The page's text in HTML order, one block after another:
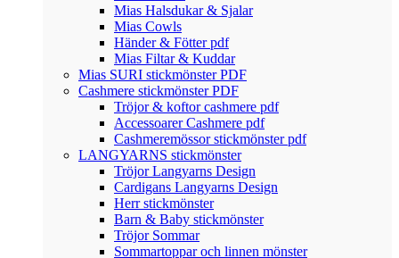
Mias Halsdukar & Sjalar
Mias Cowls
Händer & Fötter pdf
Mias Filtar & Kuddar
Mias SURI stickmönster PDF
Cashmere stickmönster PDF
Tröjor & koftor cashmere pdf
Accessoarer Cashmere pdf
Cashmeremössor stickmönster pdf
LANGYARNS stickmönster
Tröjor Langyarns Design
Cardigans Langyarns Design
Herr stickmönster
Barn & Baby stickmönster
Tröjor Sommar
Sommartoppar och linnen mönster